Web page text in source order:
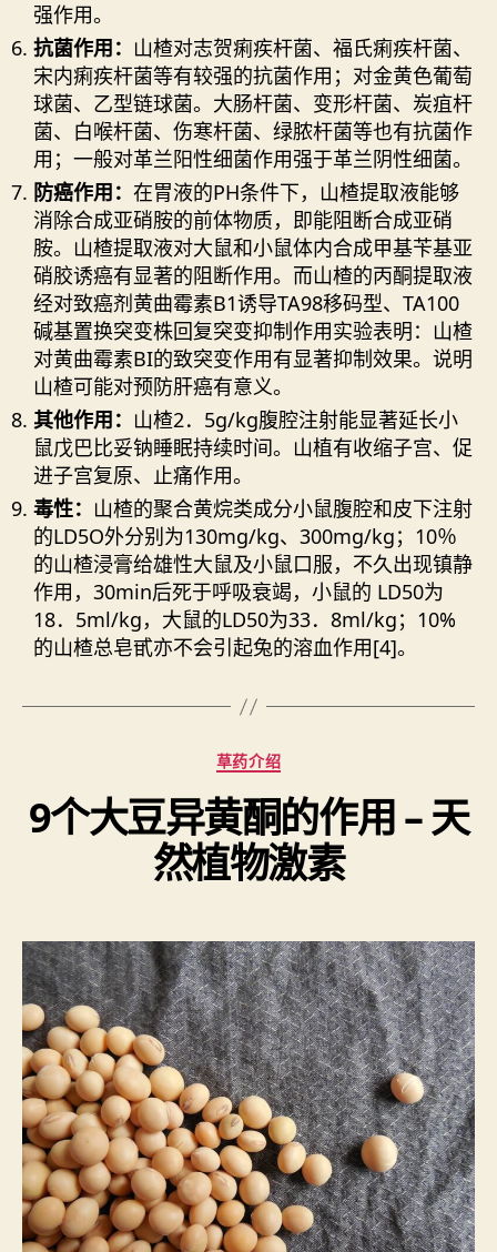
强作用。
抗菌作用： 山楂对志贺痢疾杆菌、福氏痢疾杆菌、
宋内痢疾杆菌等有较强的抗菌作用；对金黄色葡萄
球菌、乙型链球菌。大肠杆菌、变形杆菌、炭疽杆
菌、白喉杆菌、伤寒杆菌、绿脓杆菌等也有抗菌作
用；一般对革兰阳性细菌作用强于革兰阴性细菌。
防癌作用： 在胃液的PH条件下，山楂提取液能够
消除合成亚硝胺的前体物质，即能阻断合成亚硝
胺。山楂提取液对大鼠和小鼠体内合成甲基苄基亚
硝胶诱癌有显著的阻断作用。而山楂的丙酮提取液
经对致癌剂黄曲霉素B1诱导TA98移码型、TA100
碱基置换突变株回复突变抑制作用实验表明：山楂
对黄曲霉素BI的致突变作用有显著抑制效果。说明
山楂可能对预防肝癌有意义。
其他作用： 山楂2．5g/kg腹腔注射能显著延长小
鼠戊巴比妥钠睡眠持续时间。山植有收缩子宫、促
进子宫复原、止痛作用。
毒性： 山楂的聚合黄烷类成分小鼠腹腔和皮下注射
的LD5O外分别为130mg/kg、300mg/kg；10％
的山楂浸膏给雄性大鼠及小鼠口服，不久出现镇静
作用，30min后死于呼吸衰竭，小鼠的 LD50为
18．5ml/kg，大鼠的LD50为33．8ml/kg；10%
的山楂总皂甙亦不会引起兔的溶血作用[4]。
分
草药介绍
9个大豆异黄酮的作用 – 天
然植物激素